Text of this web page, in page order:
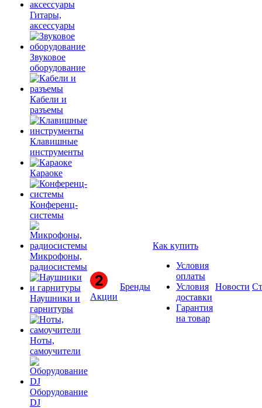
Гитары,
аксессуары
Звуковое
оборудование
Кабели и
разъемы
Клавишные
инструменты
Караоке
Конференц-
системы
Микрофоны,
радиосистемы
Наушники и
гарнитуры
Ноты,
самоучители
Оборудование
DJ
Акции
Бренды
Как купить
Условия
оплаты
Условия
доставки
Гарантия
на товар
Новости